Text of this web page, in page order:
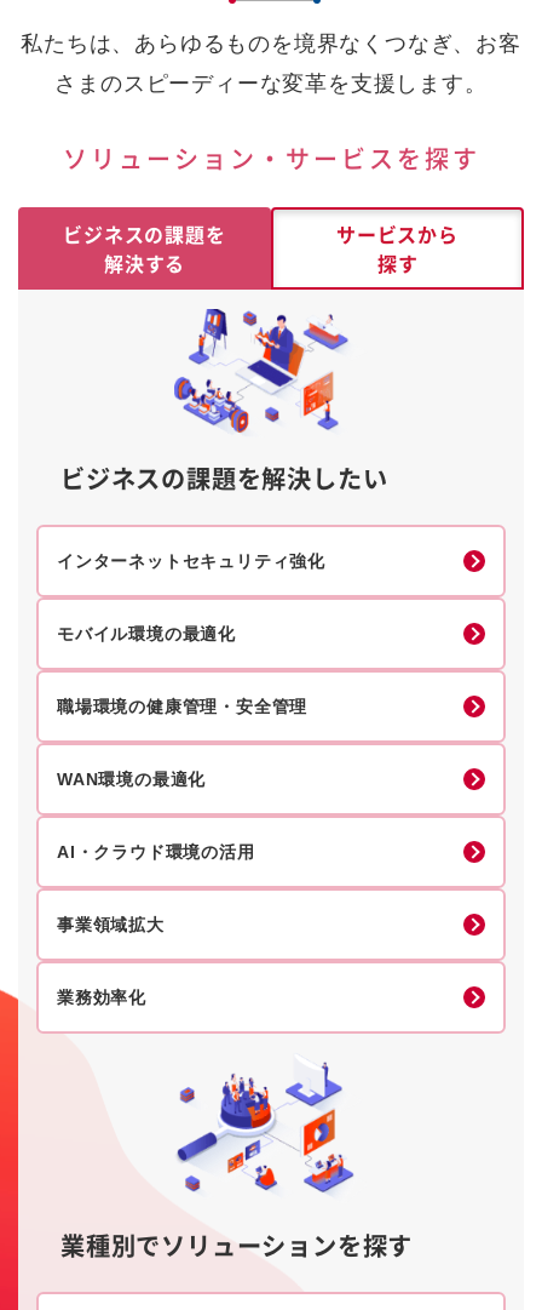
私たちは、あらゆるものを境界なくつなぎ、お客
さまのスピーディーな変革を支援します。
ソリューション・サービスを探す
ビジネスの課題を
解決する
サービスから
探す
ビジネスの課題を解決したい
インターネットセキュリティ強化
モバイル環境の最適化
職場環境の健康管理・安全管理
WAN環境の最適化
AI・クラウド環境の活用
事業領域拡大
業務効率化
業種別でソリューションを探す